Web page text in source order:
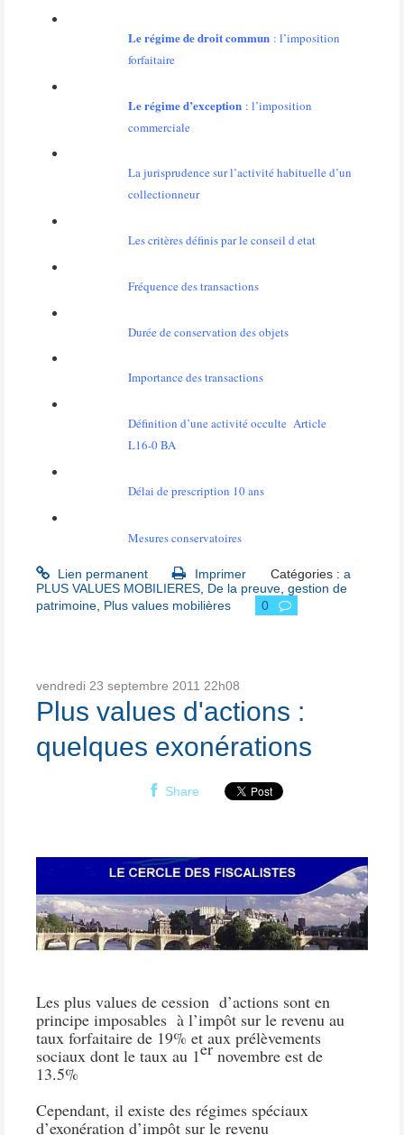
Le régime de droit commun : l’imposition
forfaitaire
Le régimed’exception : l’imposition
commerciale
La jurisprudence sur l’activité habituelle d’un
collectionneur
Les critères définis par le conseil d etat
Fréquence des transactions
Durée de conservation des objets
Importance des transactions
Définition d’une activité occulte Article
L16-0 BA
Délai de prescription 10 ans
Mesures conservatoires
Lien permanent Imprimer Catégories : a
PLUS VALUES MOBILIERES, De la preuve, gestion de
patrimoine, Plus values mobilières 0
vendredi 23 septembre 2011 22h08
Plus values d'actions :
quelques exonérations
Share
Les plus values de cession d’actions sont en
principe imposables à l’impôt sur le revenu au
taux forfaitaire de 19% et aux prélèvements
sociaux dont le taux au 1er novembre est de
13.5%
Cependant, il existe des régimes spéciaux
d’exonération d’impôt sur le revenu